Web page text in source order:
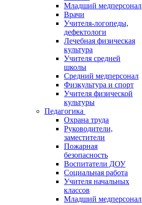
Младший медперсонал
Врачи
Учителя-логопеды,
дефектологи
Лечебная физическая
культура
Учителя средней
школы
Средний медперсонал
Физкультура и спорт
Учителя физической
культуры
Педагогика
Охрана труда
Руководители,
заместители
Пожарная
безопасность
Воспитатели ДОУ
Социальная работа
Учителя начальных
классов
Младший медперсонал